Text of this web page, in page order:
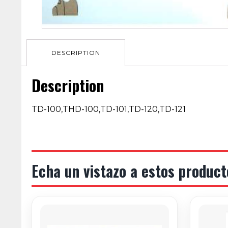
DESCRIPTION
Description
TD-100,THD-100,TD-101,TD-120,TD-121
Echa un vistazo a estos